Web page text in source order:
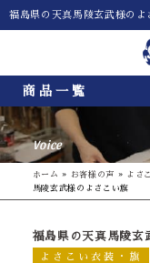
福島県の天真馬陵玄武様の
商品一覧
Voice
ホーム » お客様の声 » よさ
馬陵玄武様のよさこい旗
福島県の天真馬陵玄
よさこい衣装・旗